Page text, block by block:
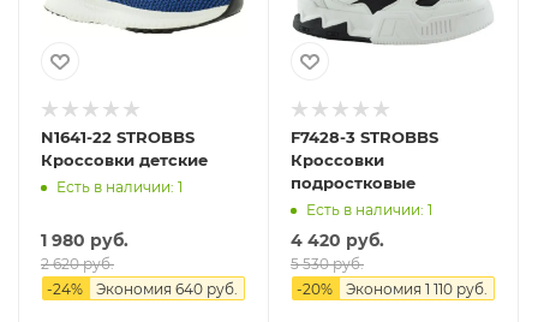
N1641-22 STROBBS
Кроссовки детские
Есть в наличии: 1
1 980 руб.
2 620 руб.
-24% Экономия 640 руб.
F7428-3 STROBBS
Кроссовки
подростковые
Есть в наличии: 1
4 420 руб.
5 530 руб.
-20% Экономия 1 110 руб.